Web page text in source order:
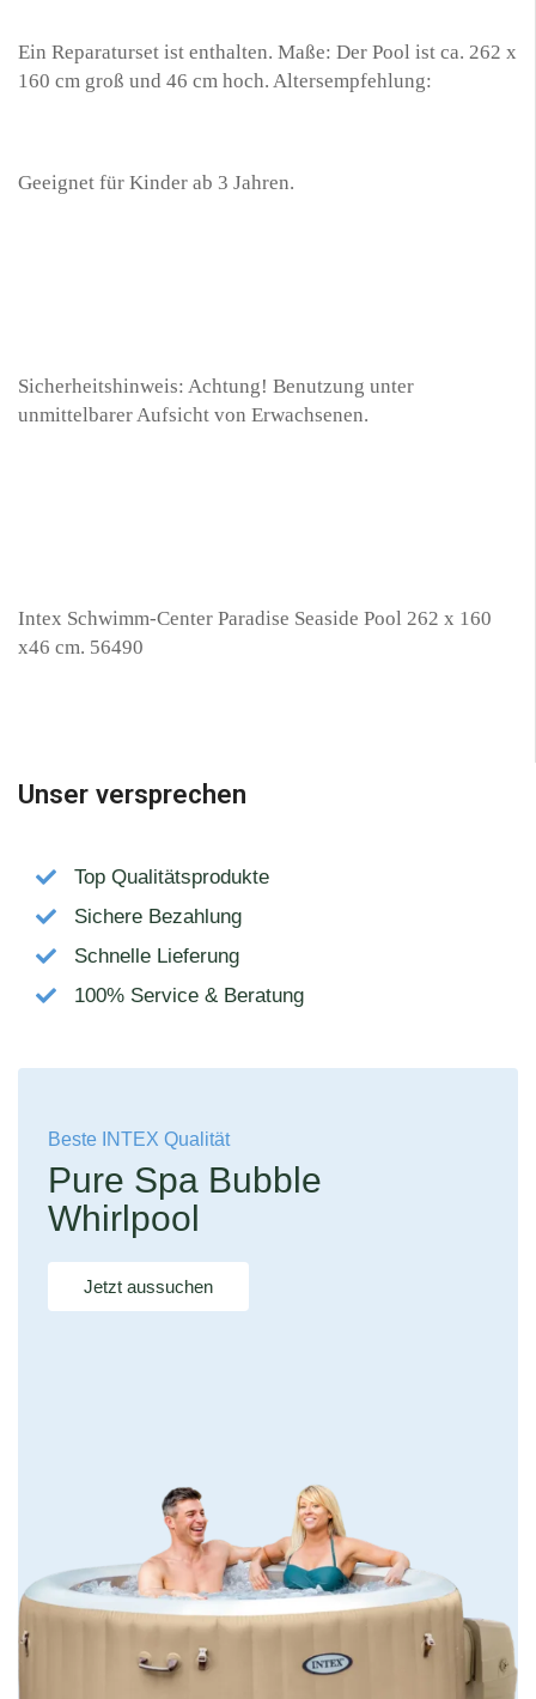
Ein Reparaturset ist enthalten. Maße: Der Pool ist ca. 262 x
160 cm groß und 46 cm hoch. Altersempfehlung:
Geeignet für Kinder ab 3 Jahren.
Sicherheitshinweis: Achtung! Benutzung unter
unmittelbarer Aufsicht von Erwachsenen.
Intex Schwimm-Center Paradise Seaside Pool 262 x 160
x46 cm. 56490
Unser versprechen
Top Qualitätsprodukte
Sichere Bezahlung
Schnelle Lieferung
100% Service & Beratung
Beste INTEX Qualität
Pure Spa Bubble
Whirlpool
Jetzt aussuchen